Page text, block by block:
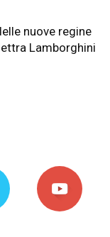
nuove regine
Lamborghini